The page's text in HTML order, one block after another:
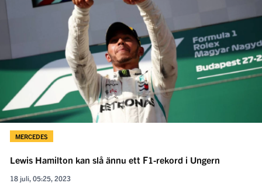
MERCEDES
Lewis Hamilton kan slå ännu ett F1-rekord i Ungern
18 juli, 05:25, 2023